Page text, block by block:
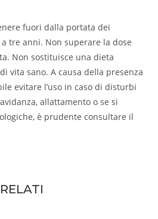
fuori dalla portata dei
tre anni. Non superare la dose
Non sostituisce una dieta
vita sano. A causa della presenza
evitare l’uso in caso di disturbi
allattamento o se si
è prudente consultare il